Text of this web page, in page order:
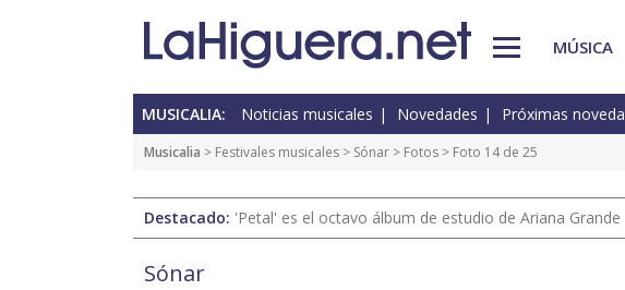
MÚSICA
MUSICALIA: Noticias musicales Novedades Próximas
Musicalia > Festivales musicales > Sónar > Fotos > Foto 14 de 25
Destacado: 'Petal' es el octavo álbum de estudio de Ariana Grande
Sónar